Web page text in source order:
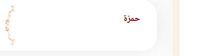
حمزة